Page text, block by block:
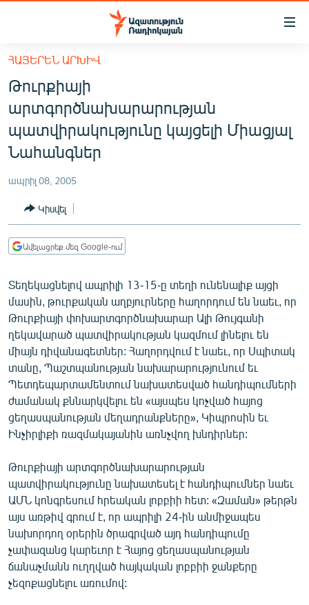
Մատչելիության
հիմնական
բովանդակությանը
հիմնական
մենյուին
Որոնում
ՀԱՅԱՍՏԱՆ
ՔԱՂԱՔԱԿԱՆ
ԸՆՏՐՈՒԹՅՈՒՆՆԵՐ 2026
ՏՆՏԵՍՈՒԹՅՈՒՆ
ՂԱՐԱԲԱՂ
ՏԱՐԱԾԱՇՐՋԱՆ
ՄԻՋԱԶԳԱՅԻՆ
ՄՇԱԿՈՒՅԹ
ՍՊՈՐՏ
ՄԵԿՆԱԲԱՆՈՒԹՅՈՒՆ
ՏՏ ԵՒ ԻՆՏԵՐՆԵՏ
ԿՈՐՈՆԱՎԻՐՈՒՍ
ԱՐԽԻՎ
ՏԵՍԱՆՅՈՒԹԵՐ
ԲԱՆԱՎԵՃ
ՁԳՏԵԼՈՎ ԼԱՎԱԳՈՒՅՆԻՆ
ՓՈԴՔԱՍԹ
ՀԱՅԵՐԵՆ ԱՐԽԻՎ
Թուրքիայի
արտգործնախարարության
պատվիրակությունը կայցելի Միացյալ
Նահանգներ
ապրիլ 08, 2005
Կիսվել
Ավելացրեք մեզ Google-ում
Տեղեկացնելով ապրիլի 13-15-ը տեղի ունենալիք այցի
մասին, թուրքական աղբյուրները հաղորդում են նաեւ, որ
Թուրքիայի փոխարտգործնախարար Ալի Թույգանի
ղեկավարած պատվիրակության կազմում լինելու են
միայն դիվանագետներ: Հաղորդվում է նաեւ, որ Սպիտակ
տանը, Պաշտպանության նախարարությունում եւ
Պետդեպարտամենտում նախատեսված հանդիպումների
ժամանակ քննարկվելու են «այսպես կոչված հայոց
ցեղասպանության մեղադրանքները», Կիպրոսին եւ
Ինչիրլիքի ռազմակայանին առնչվող խնդիրներ:
Թուրքիայի արտգործնախարարության
պատվիրակությունը նախատեսել է հանդիպումներ նաեւ
ԱՄՆ կոնգրեսում հրեական լոբբիի հետ: «Զաման» թերթն
այս առթիվ գրում է, որ ապրիլի 24-ին անմիջապես
նախորդող օրերին ծրագրված այդ հանդիպումը
չափազանց կարեւոր է Հայոց ցեղասպանության
ճանաչմանն ուղղված հայկական լոբբիի ջանքերը
չեզոքացնելու առումով: